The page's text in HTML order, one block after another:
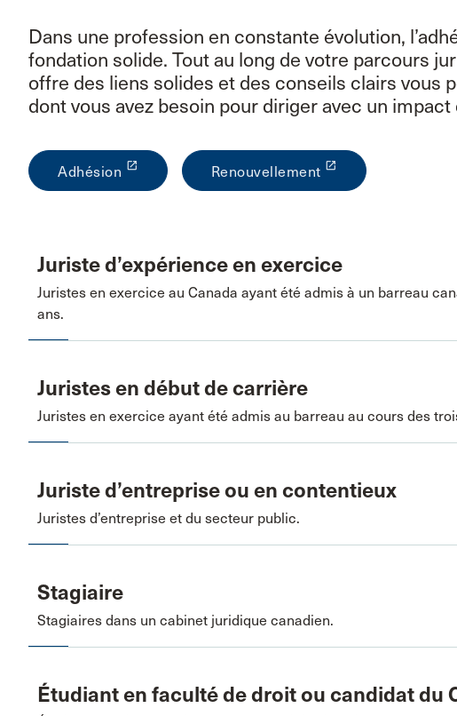
Dans une profession en constante évolution,
fondation solide. Tout au long de votre parcours
offre des liens solides et des conseils clairs vous
dont vous avez besoin pour diriger avec un impact
Adhésion launch Renouvellement launch
Juriste d’expérience en exercice
Juristes en exercice au Canada ayant été admis à un barreau
ans.
Juristes en début de carrière
Juristes en exercice ayant été admis au barreau au cours des
Juriste d’entreprise ou en contentieux
Juristes d’entreprise et du secteur public.
Stagiaire
Stagiaires dans un cabinet juridique canadien.
Étudiant en faculté de droit ou candidat du